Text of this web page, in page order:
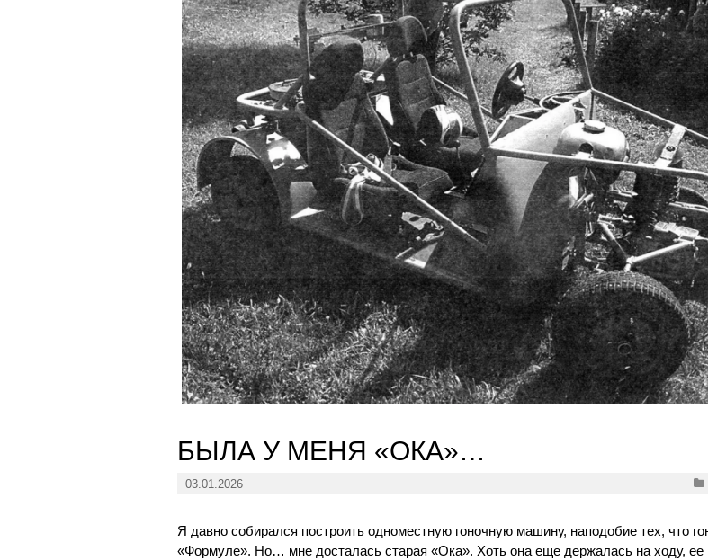
БЫЛА У МЕНЯ «ОКА»…
03.01.2026
Я давно собирался построить одноместную гоночную машину, наподобие тех, что
«Формуле». Но… мне досталась старая «Ока». Хоть она еще держалась на ходу, ее